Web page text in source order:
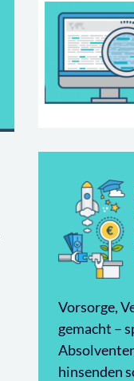
Vorsorge,
gemacht –
hinsenden